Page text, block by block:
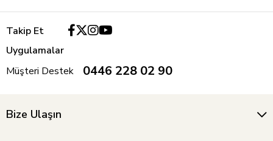
Takip Et
Uygulamalar
Müşteri Destek
0446 228 02 90
Bize Ulaşın